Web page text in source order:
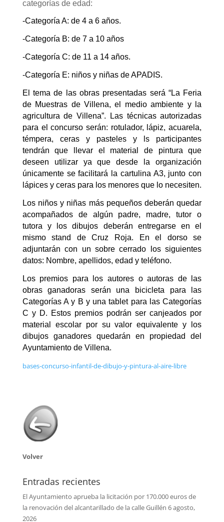
categorías de edad:
-Categoría A: de 4 a 6 años.
-Categoría B: de 7 a 10 años
-Categoría C: de 11 a 14 años.
-Categoría E: niños y niñas de APADIS.
El tema de las obras presentadas será “La Feria
de Muestras de Villena, el medio ambiente y la
agricultura de Villena”. Las técnicas autorizadas
para el concurso serán: rotulador, lápiz, acuarela,
témpera, ceras y pasteles y ls participantes
tendrán que llevar el material de pintura que
deseen utilizar ya que desde la organización
únicamente se facilitará la cartulina A3, junto con
lápices y ceras para los menores que lo necesiten.
Los niños y niñas más pequeños deberán quedar
acompañados de algún padre, madre, tutor o
tutora y los dibujos deberán entregarse en el
mismo stand de Cruz Roja. En el dorso se
adjuntarán con un sobre cerrado los siguientes
datos: Nombre, apellidos, edad y teléfono.
Los premios para los autores o autoras de las
obras ganadoras serán una bicicleta para las
Categorías A y B y una tablet para las Categorías
C y D. Estos premios podrán ser canjeados por
material escolar por su valor equivalente y los
dibujos ganadores quedarán en propiedad del
Ayuntamiento de Villena.
bases-concurso-infantil-de-dibujo-y-pintura-al-aire-libre
Volver
Entradas recientes
El Ayuntamiento aprueba la licitación por 170.000 euros de
la renovación del alcantarillado de la calle Guillén 6 agosto,
2026